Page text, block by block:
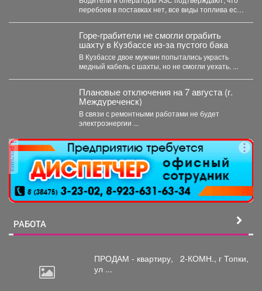
информация действительности.
перебоев в поставках нет, все виды топлива есть
Горе-грабители не смогли ограбить
шахту в Кузбассе из-за пустого бака
В Кузбассе двое мужчин попытались украсть
медный кабель с шахты, но не смогли уехать. ...
Плановые отключения на 7 августа (г.
Междуреченск)
В связи с ремонтными работами не будет
электроэнергии ...
реклама
РАБОТА
ПРОДАМ - квартиру,
2-КОМН., г Топки,
ул ...